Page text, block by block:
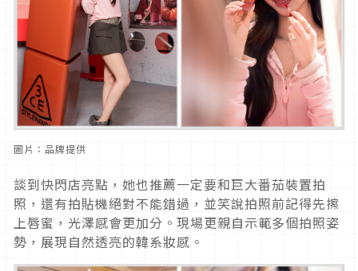
圖片：品牌提供
談到快閃店亮點，她也推薦一定要和巨大番茄裝置拍
照，還有拍貼機絕對不能錯過，並笑說拍照前記得先擦
上唇蜜，光澤感會更加分。現場更親自示範多個拍照姿
勢，展現自然透亮的韓系妝感。